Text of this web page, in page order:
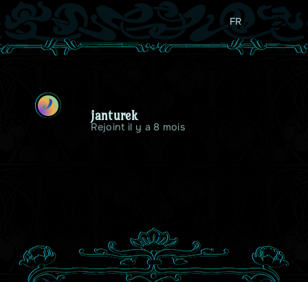
FR
J
janturek
Rejoint il y a 8 mois